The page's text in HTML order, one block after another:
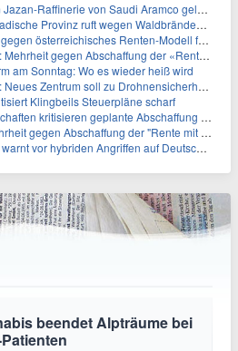
von Saudi Aramco gelöscht: Auswirkungen auf die Energiemärkte
Provinz ruft wegen Waldbränden Notstand aus
österreichisches Renten-Modell für Schwerarbeiter
gegen Abschaffung der «Rente mit 63»
am Sonntag: Wo es wieder heiß wird
Zentrum soll zu Drohnensicherheit forschen
Klingbeils Steuerpläne scharf
kritisieren geplante Abschaffung der "Rente mit 63"
gegen Abschaffung der "Rente mit 63"
vor hybriden Angriffen auf Deutschland
beendet Alpträume bei